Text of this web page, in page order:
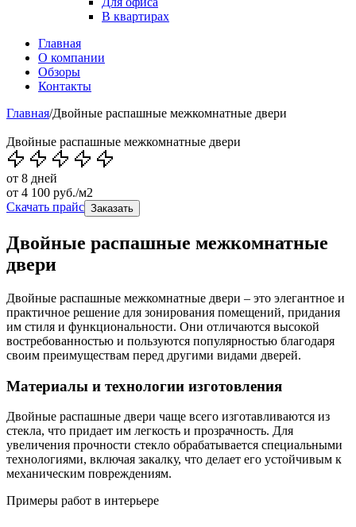
В квартирах
Главная
О компании
Обзоры
Контакты
Главная/Двойные распашные межкомнатные двери
Двойные распашные межкомнатные двери
от 8 дней
от 4 100 руб./м2
Скачать прайс Заказать
Двойные распашные межкомнатные
двери
Двойные распашные межкомнатные двери – это элегантное и
практичное решение для зонирования помещений, придания
им стиля и функциональности. Они отличаются высокой
востребованностью и пользуются популярностью благодаря
своим преимуществам перед другими видами дверей.
Материалы и технологии изготовления
Двойные распашные двери чаще всего изготавливаются из
стекла, что придает им легкость и прозрачность. Для
увеличения прочности стекло обрабатывается специальными
технологиями, включая закалку, что делает его устойчивым к
механическим повреждениям.
Примеры работ в интерьере